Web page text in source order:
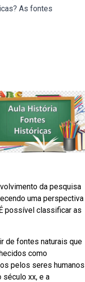
As fontes
da pesquisa
uma perspectiva
possível classificar as
de fontes naturais que
como
pelos seres humanos
século xx, e a